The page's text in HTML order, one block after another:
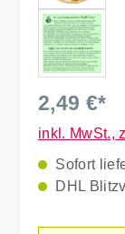
2,49 €*
inkl. MwSt.,
Sofort
DHL